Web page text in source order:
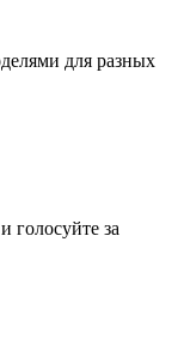
для разных
голосуйте за